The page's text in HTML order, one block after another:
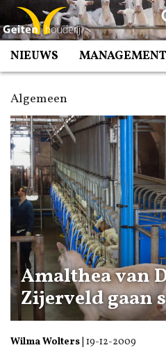
Spring
naar
inhoud
NIEUWS MANAGEMENT
Algemeen
Amalthea van
Zijerveld gaan
Wilma Wolters 19-12-2009